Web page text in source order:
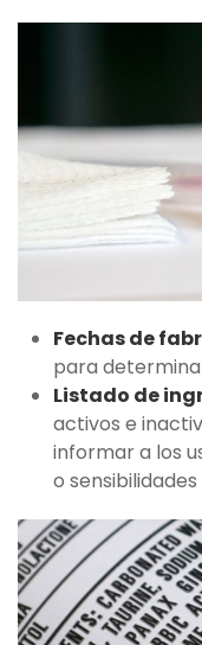
Fechas de
para
Listado de
activos e
informar a los
o